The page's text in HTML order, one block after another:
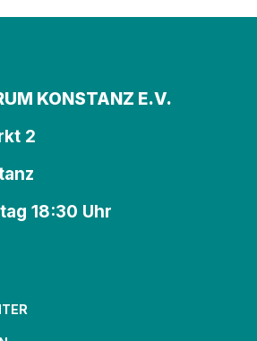
KONSTANZ E.V.
2
18:30 Uhr